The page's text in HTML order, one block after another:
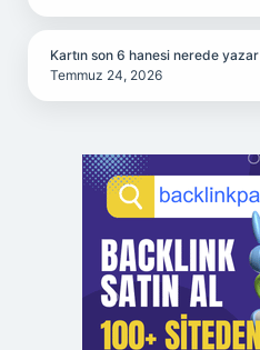
Kartın son 6 hanesi nerede
Temmuz 24, 2026